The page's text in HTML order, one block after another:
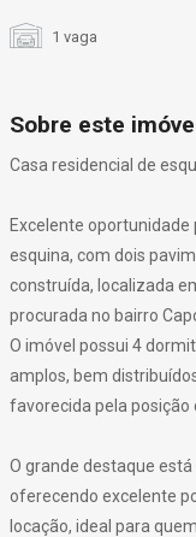
1 vaga
Sobre este
Casa residencial de
Excelente
esquina, com dois
construída, localizada
procurada no bairro
O imóvel possui 4
amplos, bem
favorecida pela posição
O grande destaque
oferecendo excelente
locação, ideal para